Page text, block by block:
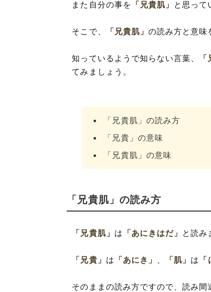
また自分の事を 「兄貴肌」 と思って
そこで、 「兄貴肌」の読み方と意味
知っているようで知らない言葉、
てみましょう。
「兄貴肌」の読み方
「兄貴」の意味
「兄貴肌」の意味
「兄貴肌」の読み方
「兄貴肌」 は 「あにきはだ」 と読み
「兄貴」 は 「あにき」 「肌」 は
そのままの読み方ですので、読み間